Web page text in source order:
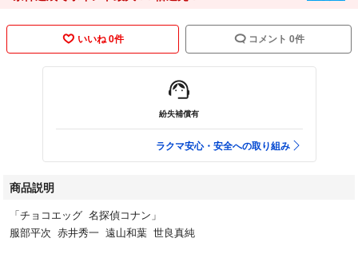
いいね 0件 コメント 0件
紛失補償有
ラクマ安心・安全への取り組み
商品説明
「チョコエッグ 名探偵コナン」
服部平次 赤井秀一 遠山和葉 世良真純